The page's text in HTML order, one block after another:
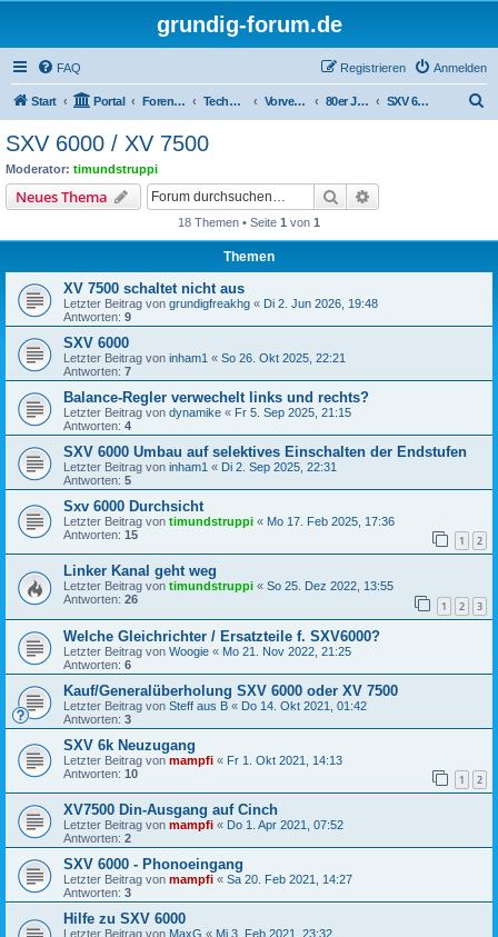
grundig-forum.de
FAQ Anmelden
Registrieren
Start Portal Foren-Übersicht Technik Foren Vorverstärker, Preceiver 80er Jahre SXV 6000 / XV 7500
SXV 6000 / XV 7500
Moderator: timundstruppi
Neues Thema Suche
18 Themen • Seite 1 von 1
Themen
XV 7500 schaltet nicht aus
Letzter Beitrag von grundigfreakhg « Di 2. Jun 2026, 19:48
Antworten: 9
SXV 6000
Letzter Beitrag von inham1 « So 26. Okt 2025, 22:21
Antworten: 7
Balance-Regler verwechelt links und rechts?
Letzter Beitrag von dynamike « Fr 5. Sep 2025, 21:15
Antworten: 4
SXV 6000 Umbau auf selektives Einschalten der Endstufen
Letzter Beitrag von inham1 « Di 2. Sep 2025, 22:31
Antworten: 5
Sxv 6000 Durchsicht
Letzter Beitrag von timundstruppi « Mo 17. Feb 2025, 17:36
Antworten: 15 1 2
Linker Kanal geht weg
Letzter Beitrag von timundstruppi « So 25. Dez 2022, 13:55
Antworten: 26 1 2 3
Welche Gleichrichter / Ersatzteile f. SXV6000?
Letzter Beitrag von Woogie « Mo 21. Nov 2022, 21:25
Antworten: 6
Kauf/Generalüberholung SXV 6000 oder XV 7500
Letzter Beitrag von Steff aus B « Do 14. Okt 2021, 01:42
Antworten: 3
SXV 6k Neuzugang
Letzter Beitrag von mampfi « Fr 1. Okt 2021, 14:13
Antworten: 10 1 2
XV7500 Din-Ausgang auf Cinch
Letzter Beitrag von mampfi « Do 1. Apr 2021, 07:52
Antworten: 2
SXV 6000 - Phonoeingang
Letzter Beitrag von mampfi « Sa 20. Feb 2021, 14:27
Antworten: 3
Hilfe zu SXV 6000
Letzter Beitrag von MaxG « Mi 3. Feb 2021, 23:32